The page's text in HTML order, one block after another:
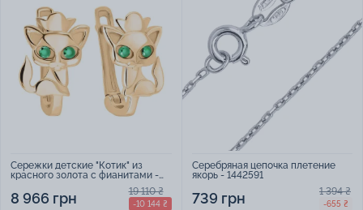
Сережки детские "Котик" из
красного золота с фианитами -
8 966 грн 19 110 ₴
-10 144 ₴
Серебряная цепочка плетение
якорь - 1442591
739 грн 1 394 ₴
-655 ₴